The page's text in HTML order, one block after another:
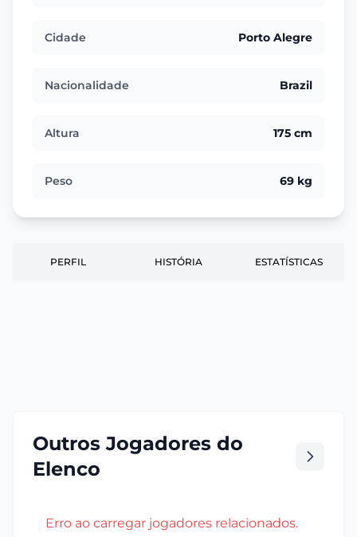
Cidade Porto Alegre
Nacionalidade Brazil
Altura 175 cm
Peso 69 kg
PERFIL HISTÓRIA ESTATÍSTICAS
Outros Jogadores do
Elenco
Erro ao carregar jogadores relacionados.